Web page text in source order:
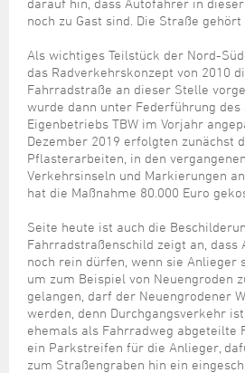
Verkehr und Mobilität
Wohnen, Bauen
Wahlen
Schule
Studium
Umzug und Neubürger
Wohnen und Verbrauchen
Formulare
Online-Terminvergabe
Politik & Verwaltung
Pressemitteilungen
Ratsinformationssystem
Städtische Dienststellen
Stadtrecht
Telefonverzeichnis
Wirtschaftsstruktur
Regionale Kooperationen
Unternehmensnachfolge
Unterstützung für ExistenzgründerInnen
Zukunftsregion JadeBay
Stadtbibliothek
Volkshochschule
Weiterbildung
Stadt Wilhelmshaven
Unterkünfte
Kulturzentrum Pumpwerk
Museen und Ausstellungen
Schiffe, Häfen und Meer erleben
Sportangebot
Städtepartnerschaften
Stadtpark
Tag des offenen Denkmals
Veranstaltungsorte
noch zu Gast sind. Die Straße
Als wichtiges Teilstück der Nord-
das Radverkehrskonzept von 2010
Fahrradstraße an dieser Stelle
wurde dann unter Federführung des
Eigenbetriebs TBW im Vorjahr
Dezember 2019 erfolgten zunächst
Pflasterarbeiten, in den
Verkehrsinseln und Markierungen
hat die Maßnahme 80.000 Euro
Seite heute ist auch die
Fahrradstraßenschild zeigt an,
noch rein dürfen, wenn sie Anlieger
um zum Beispiel von Neuengroden
gelangen, darf der Neuengrodener
werden, denn Durchgangsverkehr
ehemals als Fahrradweg abgeteilte
ein Parkstreifen für die Anlieger,
zum Straßengraben hin ein